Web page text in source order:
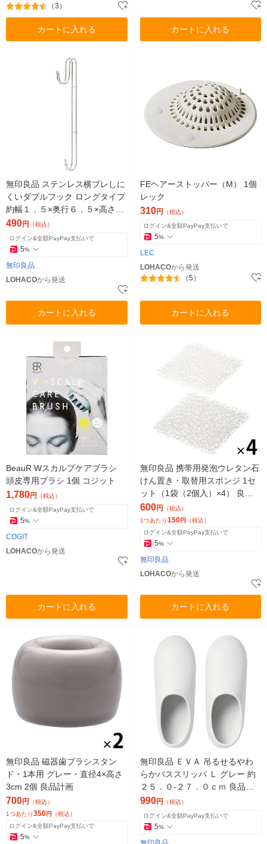
（3）
カートに入れる カートに入れる
無印良品 ステンレス横ブレしに
くいダブルフック ロングタイプ
約幅１．５×奥行６．５×高さ２
５ｃｍ 良品計画
490円 （税込）
ログイン&全額PayPay支払いで
5%
無印良品
LOHACOから発送
カートに入れる
FEヘアーストッパー（M） 1個
レック
310円 （税込）
ログイン&全額PayPay支払いで
5%
LEC
LOHACOから発送
（5）
カートに入れる
BeauR Wスカルプケアブラシ
頭皮専用ブラシ 1個 コジット
1,780円 （税込）
ログイン&全額PayPay支払いで
5%
COGIT
LOHACOから発送
カートに入れる
無印良品 携帯用発泡ウレタン石
けん置き・取替用スポンジ 1セ
ット（1袋（2個入）×4） 良品
計画
600円 （税込）
1つあたり150円 （税込）
ログイン&全額PayPay支払いで
5%
無印良品
LOHACOから発送
カートに入れる
無印良品 磁器歯ブラシスタン
ド・1本用 グレー・直径4×高さ
3cm 2個 良品計画
700円
（税込）
1つあたり350円 （税込）
ログイン&全額PayPay支払いで
5%
無印良品 ＥＶＡ 吊るせるやわ
らかバススリッパ Ｌ グレー 約
２５．０‐２７．０ｃｍ 良品計
画
990円 （税込）
ログイン&全額PayPay支払いで
5%